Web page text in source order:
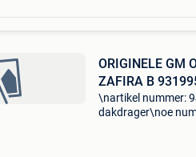
ORIGINELE GM
ZAFIRA B
\nartikel nummer:
dakdrager\noe